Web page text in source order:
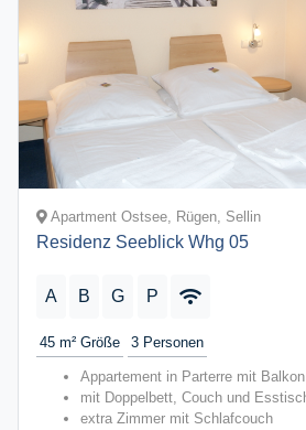
Apartment Ostsee, Rügen, Sellin
Residenz Seeblick Whg 05
A B G P
45 m² Größe 3 Personen
Appartement in Parterre mit Balkon
mit Doppelbett, Couch und
extra Zimmer mit Schlafcouch